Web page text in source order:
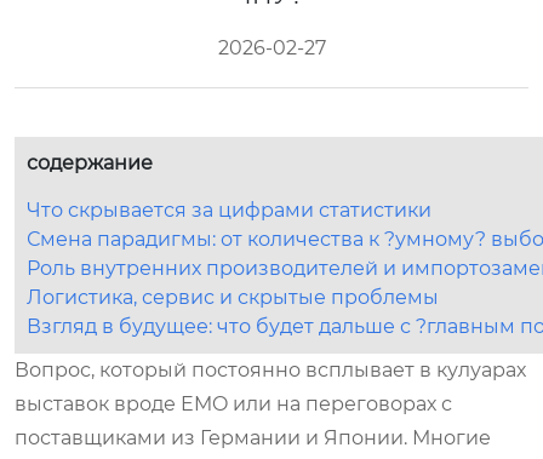
2026-02-27
содержание
Что скрывается за цифрами статистики
Смена парадигмы: от количества к ?умному?
Роль внутренних производителей и
Логистика, сервис и скрытые проблемы
Взгляд в будущее: что будет дальше с ?главным
Вопрос, который постоянно всплывает в кулуарах
выставок вроде EMO или на переговорах с
поставщиками из Германии и Японии. Многие